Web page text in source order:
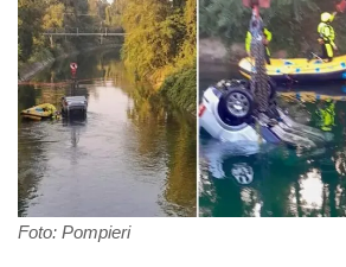
Foto: Pompieri